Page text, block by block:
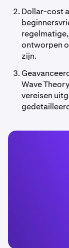
Dollar-cost
ontworpen
zijn.
Wave
vereisen